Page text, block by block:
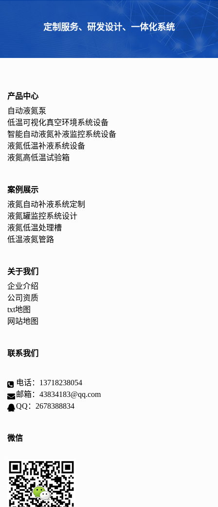
定制服务、研发设计、一体化系统
产品中心
自动液氮泵
低温可视化真空环境系统设备
智能自动液氮补液监控系统设备
液氮低温补液系统设备
液氮高低温试验箱
案例展示
液氮自动补液系统定制
液氮罐监控系统设计
液氮低温处理槽
低温液氮管路
关于我们
企业介绍
公司资质
txt地图
网站地图
联系我们
电话：13718238054
邮箱：43834183@qq.com
QQ：2678388834
微信